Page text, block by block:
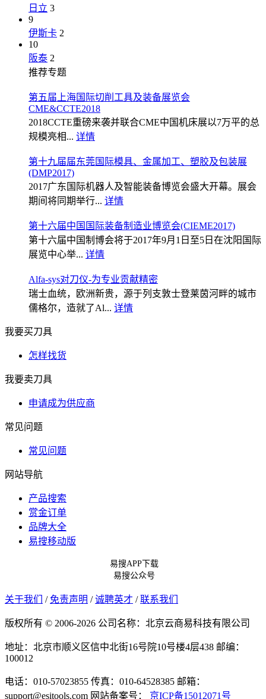
日立 3
9
伊斯卡 2
10
阪泰 2
推荐专题
第五届上海国际切削工具及装备展览会
CME&CCTE2018
2018CCTE重磅来袭并联合CME中国机床展以7万平的总
规模亮相... 详情
第十九届届东莞国际模具、金属加工、塑胶及包装展
(DMP2017)
2017广东国际机器人及智能装备博览会盛大开幕。展会
期间将同期举行... 详情
第十六届中国国际装备制造业博览会(CIEME2017)
第十六届中国制博会将于2017年9月1日至5日在沈阳国际
展览中心举... 详情
Alfa-sys对刀仪-为专业贡献精密
瑞士血统，欧洲新贵，源于列支敦士登莱茵河畔的城市
儒格尔，造就了Al... 详情
我要买刀具
怎样找货
我要卖刀具
申请成为供应商
常见问题
常见问题
网站导航
产品搜索
赏金订单
品牌大全
易搜移动版
易搜APP下载
易搜公众号
关于我们 / 免责声明 / 诚聘英才 / 联系我们
版权所有 © 2006-2026 公司名称：北京云商易科技有限公司
地址：北京市顺义区信中北街16号院10号楼4层438 邮编：
100012
电话：010-57023855 传真：010-64528385 邮箱：
support@esitools.com 网站备案号： 京ICP备15012071号